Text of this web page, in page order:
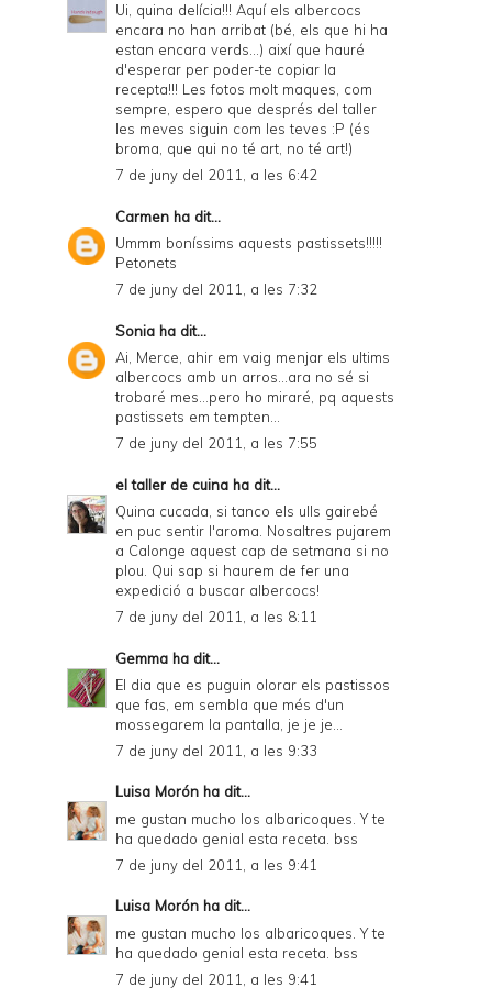
Ui, quina delícia!!! Aquí els albercocs
encara no han arribat (bé, els que hi ha
estan encara verds...) així que hauré
d'esperar per poder-te copiar la
recepta!!! Les fotos molt maques, com
sempre, espero que després del taller
les meves siguin com les teves :P (és
broma, que qui no té art, no té art!)
7 de juny del 2011, a les 6:42
Carmen ha dit...
Ummm boníssims aquests pastissets!!!!!
Petonets
7 de juny del 2011, a les 7:32
Sonia ha dit...
Ai, Merce, ahir em vaig menjar els ultims
albercocs amb un arros...ara no sé si
trobaré mes...pero ho miraré, pq aquests
pastissets em tempten...
7 de juny del 2011, a les 7:55
el taller de cuina ha dit...
Quina cucada, si tanco els ulls gairebé
en puc sentir l'aroma. Nosaltres pujarem
a Calonge aquest cap de setmana si no
plou. Qui sap si haurem de fer una
expedició a buscar albercocs!
7 de juny del 2011, a les 8:11
Gemma ha dit...
El dia que es puguin olorar els pastissos
que fas, em sembla que més d'un
mossegarem la pantalla, je je je...
7 de juny del 2011, a les 9:33
Luisa Morón ha dit...
me gustan mucho los albaricoques. Y te
ha quedado genial esta receta. bss
7 de juny del 2011, a les 9:41
Luisa Morón ha dit...
me gustan mucho los albaricoques. Y te
ha quedado genial esta receta. bss
7 de juny del 2011, a les 9:41